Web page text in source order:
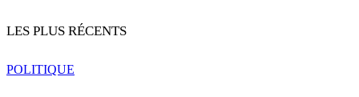
LES PLUS RÉCENTS
POLITIQUE